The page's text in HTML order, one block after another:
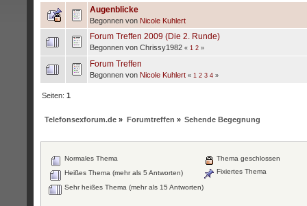
Augenblicke
Begonnen von Nicole Kuhlert
Forum Treffen 2009 (Die 2. Runde)
Begonnen von Chrissy1982 « 1 2 »
Forum Treffen
Begonnen von Nicole Kuhlert « 1 2 3 4 »
Seiten:1
Telefonsexforum.de » Forumtreffen » Sehende Begegnung
Normales Thema
Heißes Thema (mehr als 5 Antworten)
Sehr heißes Thema (mehr als 15 Antworten)
Thema geschlossen
Fixiertes Thema